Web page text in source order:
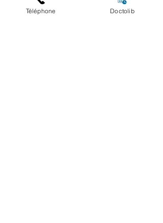
LES HORAIRES
Téléphone Doctolib